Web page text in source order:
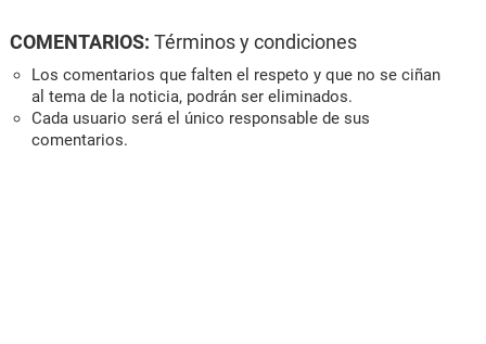
COMENTARIOS: Términos y condiciones
Los comentarios que falten el respeto y que no se ciñan
al tema de la noticia, podrán ser eliminados.
Cada usuario será el único responsable de sus
comentarios.